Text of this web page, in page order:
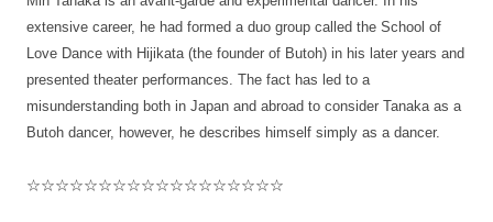
extensive career, he had formed a duo group called the School of
Love Dance with Hijikata (the founder of Butoh) in his later years and
presented theater performances. The fact has led to a
misunderstanding both in Japan and abroad to consider Tanaka as a
Butoh dancer, however, he describes himself simply as a dancer.
☆☆☆☆☆☆☆☆☆☆☆☆☆☆☆☆☆☆